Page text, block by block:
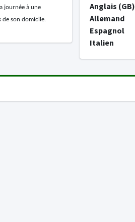
journée à une
de son domicile.
Anglais (GB)
Allemand
Espagnol
Italien